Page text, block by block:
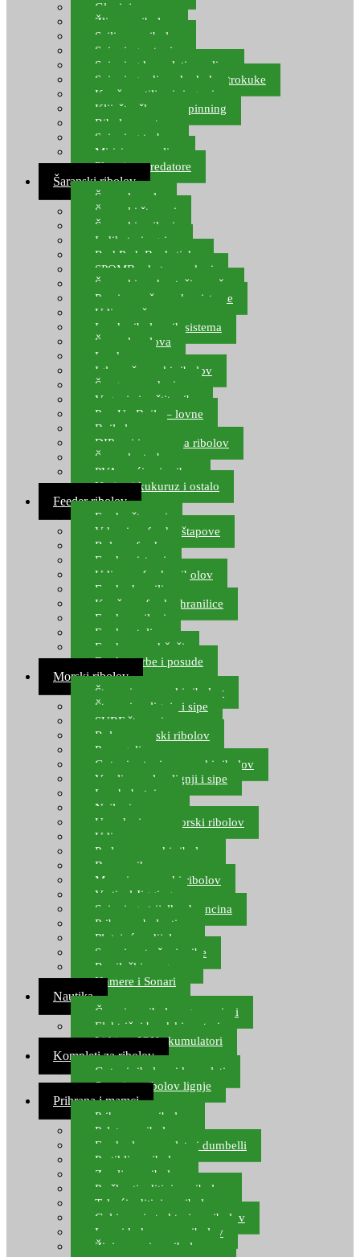
Glavinjare
Žlice za ribolov
Sajlice za ribolov
Spinning setovi
Spinning kompleti varalica
Spinning udice, dvokuke, trokuke
Kopče, vrtilice i ringovi
Kliješta, škare za spinning
Ribolov pastrve
Spinning torbe
Mirisi za varalice
Plovci za predatore
Šaranski ribolov
Šaranske role
Šaranski štapovi
Šaranski najloni
Indikatori ugriza
Rod Pod, Banksticks
SPOMB rakete, markeri
Šaranski podmetači, mreže
Pernice za šaranske sisteme
Udice za šarana, amura
Izrada ribolovnih sistema
Šaranska olova
Leadcore
Igle za šaranski ribolov
Špage, upredenice
Vaganje i zaštita ribe
Pop Up Boile – lovne
Boile lovne
DIP-ovi i arome za ribolov
Šaranske torbe
PVA vrećice i pribor
Umjetni kukuruz i ostalo
Feeder ribolov
Feeder štapovi
Vrhovi za feeder štapove
Role za feeder
Feeder sistemi
Udice za feeder ribolov
Feeder hranilice
Kopče za feeder hranilice
Feeder najloni
Feeder stolice
Feeder arm držači
Feeder torbe i posude
Morski ribolov
Štapovi za morski ribolov
Štapovi za lignje i sipe
SURF štapovi
Role za morski ribolov
Parangali
Gotovi setovi za morski ribolov
Varalice za lov lignji i sipe
Lov hobotnice
Najloni za more
Upredenice za morski ribolov
Udice za more
Perle za morski ribolov
Brum prihrana za more
Mamci za morski ribolov
Vertical Jigging
Spinning strijelke, brancina
Pribor za bolentino
Plutajuća odijela
Sonari za traženje ribe
Ronilački program
Kamere i Sonari
Nautika
Čamci za ribolov, gumenjaci
Električni brodski motori
Lithium ION akumulatori
Kompleti za ribolov
Gotovi ribolovni kompleti
Setovi za ribolov lignje
Prihrana i mamci
Prihrana za ribolov
Pelete za ribolov
Feeder lovne pelete i dumbelli
Partikli za ribolov
Zemlja za ribolov
Praškasti aditivi za ribolov
Tekući aditivi za ribolov
Gel i sprej atraktori za ribolov
Lovni kukuruz za ribolov
Živi mamci za ribolov